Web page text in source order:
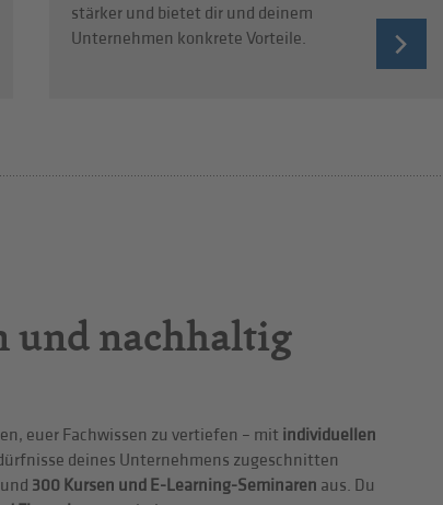
stärker und bietet dir und deinem
Unternehmen konkrete Vorteile.
und nachhaltig
euer Fachwissen zu vertiefen – mit individuellen
deines Unternehmens zugeschnitten
300 Kursen und E-Learning-Seminaren aus. Du